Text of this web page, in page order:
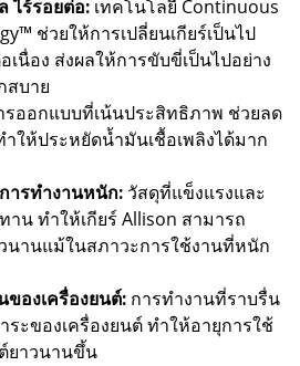
ไร้รอยต่อ: เทคโนโลยี Continuous
ช่วยให้การเปลี่ยนเกียร์เป็นไป
เนื่อง ส่งผลให้การขับขี่เป็นไปอย่าง
สบาย
รออกแบบที่เน้นประสิทธิภาพ ช่วยลด
ให้ประหยัดน้ำมันเชื้อเพลิงได้มาก
ารทำงานหนัก: วัสดุที่แข็งแรงและ
น ทำให้เกียร์ Allison สามารถ
นานแม้ในสภาวะการใช้งานที่หนัก
ของเครื่องยนต์: การทำงานที่ราบรื่น
ระของเครื่องยนต์ ทำให้อายุการใช้
ยาวนานขึ้น